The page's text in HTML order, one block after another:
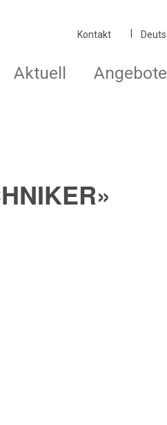
Kontakt
Aktuell Angebote